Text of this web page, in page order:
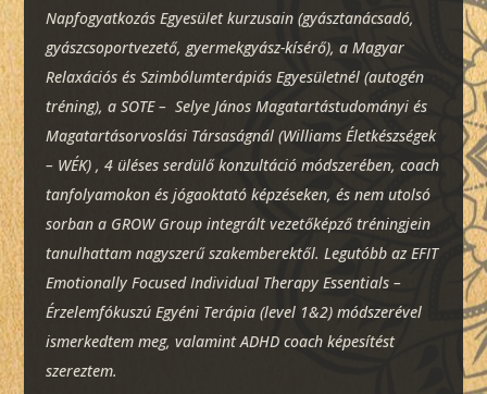
Napfogyatkozás Egyesület kurzusain (gyásztanácsadó,
gyászcsoportvezető, gyermekgyász-kísérő), a Magyar
Relaxációs és Szimbólumterápiás Egyesületnél (autogén
tréning), a SOTE – Selye János Magatartástudományi és
Magatartásorvoslási Társaságnál (Williams Életkészségek
– WÉK) , 4 üléses serdülő konzultáció módszerében, coach
tanfolyamokon és jógaoktató képzéseken, és nem utolsó
sorban a GROW Group integrált vezetőképző tréningjein
tanulhattam nagyszerű szakemberektől. Legutóbb az EFIT
Emotionally Focused Individual Therapy Essentials –
Érzelemfókuszú Egyéni Terápia (level 1&2) módszerével
ismerkedtem meg, valamint ADHD coach képesítést
szereztem.